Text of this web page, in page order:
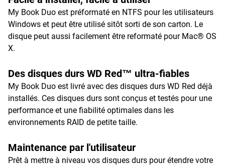
My Book Duo est préformaté en NTFS pour les utilisateurs
Windows et peut être utilisé sitôt sorti de son carton. Le
disque peut aussi facilement être reformaté pour Mac® OS
X.
Des disques durs WD Red™ ultra-fiables
My Book Duo est livré avec des disques durs WD Red déjà
installés. Ces disques durs sont conçus et testés pour une
performance et une fiabilité optimales dans les
environnements RAID de petite taille.
Maintenance par l'utilisateur
Prêt à mettre à niveau vos disques durs pour étendre votre